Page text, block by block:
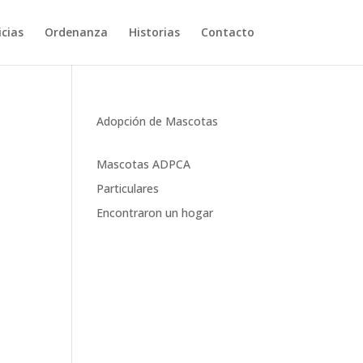
Ordenanza Historias Contacto
Adopción de Mascotas
Mascotas ADPCA
Particulares
Encontraron un hogar